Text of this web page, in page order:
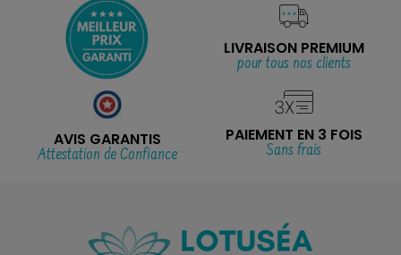
LIVRAISON PREMIUM
pour tous nos clients
AVIS GARANTIS
Attestation de Confiance
PAIEMENT EN 3 FOIS
Sans frais